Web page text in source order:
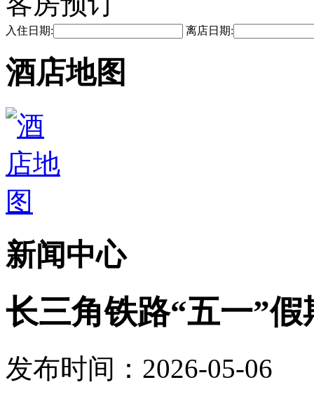
入住日期: 离店日期:
酒店地图
新闻中心
长三角铁路“五一”
发布时间：2026-05-06